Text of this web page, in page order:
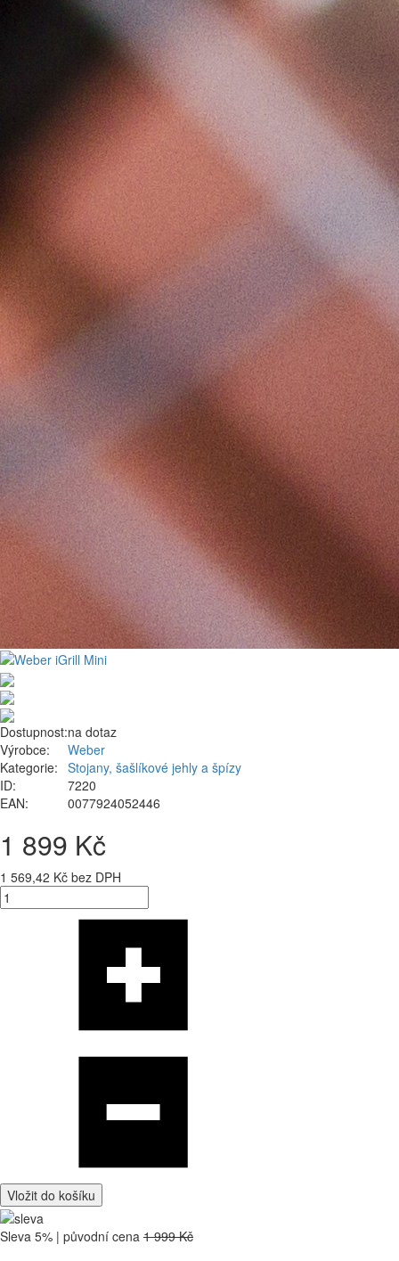
Dostupnost:na dotaz
Výrobce:
Weber
Kategorie: Stojany, šašlíkové jehly a špízy
ID:
7220
EAN:
0077924052446
1 899 Kč
1 569,42 Kč bez DPH
Vložit do košíku
Sleva 5% | původní cena 1 999 Kč